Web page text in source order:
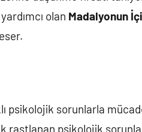
olan Madalyonun İçi
psikolojik sorunlarla
rastlanan psikolojik